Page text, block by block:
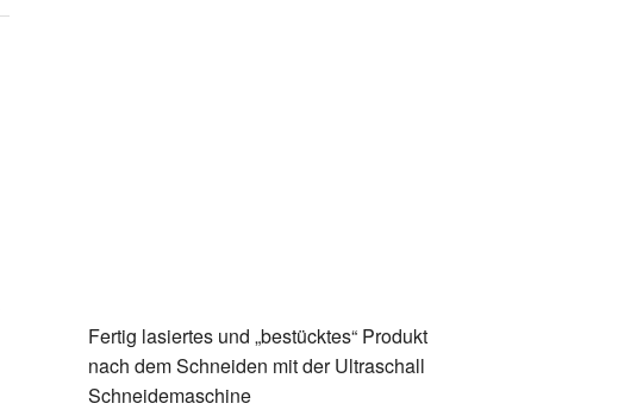
Fertig lasiertes und „bestücktes“ Produkt
nach dem Schneiden mit der Ultraschall
Schneidemaschine